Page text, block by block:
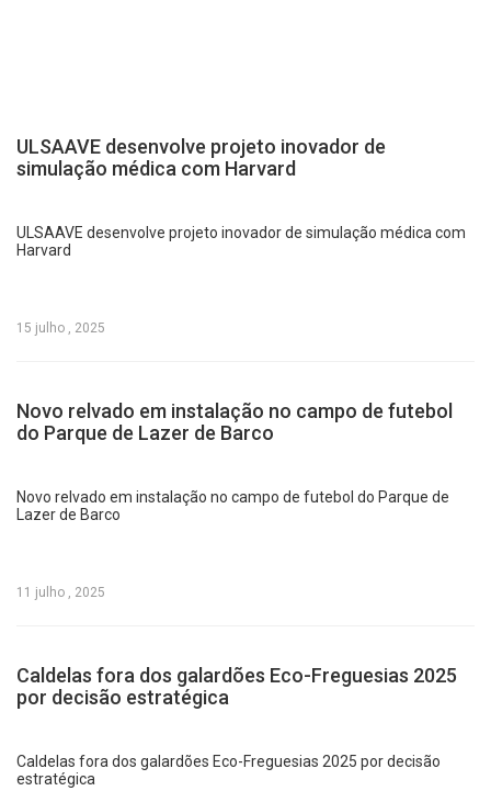
ULSAAVE desenvolve projeto inovador de
simulação médica com Harvard
ULSAAVE desenvolve projeto inovador de simulação médica com
Harvard
15 julho , 2025
Novo relvado em instalação no campo de futebol
do Parque de Lazer de Barco
Novo relvado em instalação no campo de futebol do Parque de
Lazer de Barco
11 julho , 2025
Caldelas fora dos galardões Eco-Freguesias 2025
por decisão estratégica
Caldelas fora dos galardões Eco-Freguesias 2025 por decisão
estratégica